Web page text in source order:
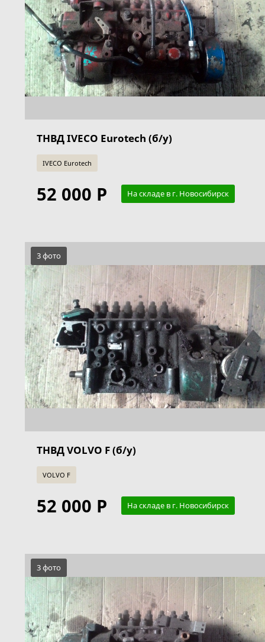
ТНВД IVECO Eurotech (б/у)
IVECO Eurotech
52 000 Р На складе в г. Новосибирск
3 фото
ТНВД VOLVO F (б/у)
VOLVO F
52 000 Р На складе в г. Новосибирск
3 фото